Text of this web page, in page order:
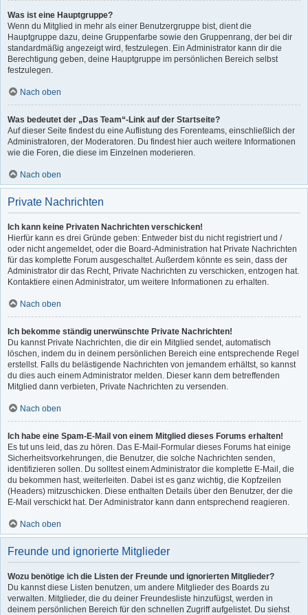
Was ist eine Hauptgruppe?
Wenn du Mitglied in mehr als einer Benutzergruppe bist, dient die
Hauptgruppe dazu, deine Gruppenfarbe sowie den Gruppenrang, der bei dir
standardmäßig angezeigt wird, festzulegen. Ein Administrator kann dir die
Berechtigung geben, deine Hauptgruppe im persönlichen Bereich selbst
festzulegen.
Nach oben
Was bedeutet der „Das Team“-Link auf der Startseite?
Auf dieser Seite findest du eine Auflistung des Forenteams, einschließlich der
Administratoren, der Moderatoren. Du findest hier auch weitere Informationen
wie die Foren, die diese im Einzelnen moderieren.
Nach oben
Private Nachrichten
Ich kann keine Privaten Nachrichten verschicken!
Hierfür kann es drei Gründe geben: Entweder bist du nicht registriert und /
oder nicht angemeldet, oder die Board-Administration hat Private Nachrichten
für das komplette Forum ausgeschaltet. Außerdem könnte es sein, dass der
Administrator dir das Recht, Private Nachrichten zu verschicken, entzogen hat.
Kontaktiere einen Administrator, um weitere Informationen zu erhalten.
Nach oben
Ich bekomme ständig unerwünschte Private Nachrichten!
Du kannst Private Nachrichten, die dir ein Mitglied sendet, automatisch
löschen, indem du in deinem persönlichen Bereich eine entsprechende Regel
erstellst. Falls du belästigende Nachrichten von jemandem erhältst, so kannst
du dies auch einem Administrator melden. Dieser kann dem betreffenden
Mitglied dann verbieten, Private Nachrichten zu versenden.
Nach oben
Ich habe eine Spam-E-Mail von einem Mitglied dieses Forums erhalten!
Es tut uns leid, das zu hören. Das E-Mail-Formular dieses Forums hat einige
Sicherheitsvorkehrungen, die Benutzer, die solche Nachrichten senden,
identifizieren sollen. Du solltest einem Administrator die komplette E-Mail, die
du bekommen hast, weiterleiten. Dabei ist es ganz wichtig, die Kopfzeilen
(Headers) mitzuschicken. Diese enthalten Details über den Benutzer, der die
E-Mail verschickt hat. Der Administrator kann dann entsprechend reagieren.
Nach oben
Freunde und ignorierte Mitglieder
Wozu benötige ich die Listen der Freunde und ignorierten Mitglieder?
Du kannst diese Listen benutzen, um andere Mitglieder des Boards zu
verwalten. Mitglieder, die du deiner Freundesliste hinzufügst, werden in
deinem persönlichen Bereich für den schnellen Zugriff aufgelistet. Du siehst